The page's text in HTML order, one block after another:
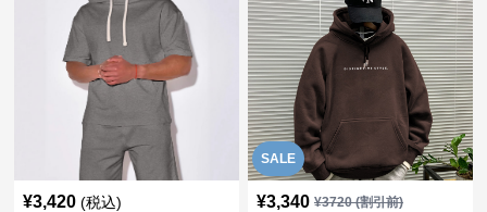
¥3,420 (税込)
SALE
¥3,340 ¥3720(割引前)